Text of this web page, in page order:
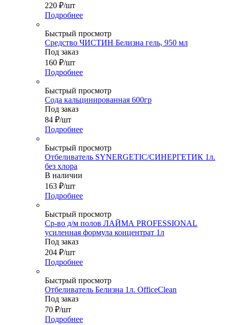
220 ₽/шт
Подробнее
Быстрый просмотр
Средство ЧИСТИН Белизна гель, 950 мл
Под заказ
160 ₽/шт
Подробнее
Быстрый просмотр
Сода кальцинированная 600гр
Под заказ
84 ₽/шт
Подробнее
Быстрый просмотр
Отбеливатель SYNERGETIC/СИНЕРГЕТИК 1л.
без хлора
В наличии
163 ₽/шт
Подробнее
Быстрый просмотр
Ср-во д/м полов ЛАЙМА PROFESSIONAL
усиленная формула концентрат 1л
Под заказ
204 ₽/шт
Подробнее
Быстрый просмотр
Отбеливатель Белизна 1л. OfficeClean
Под заказ
70 ₽/шт
Подробнее